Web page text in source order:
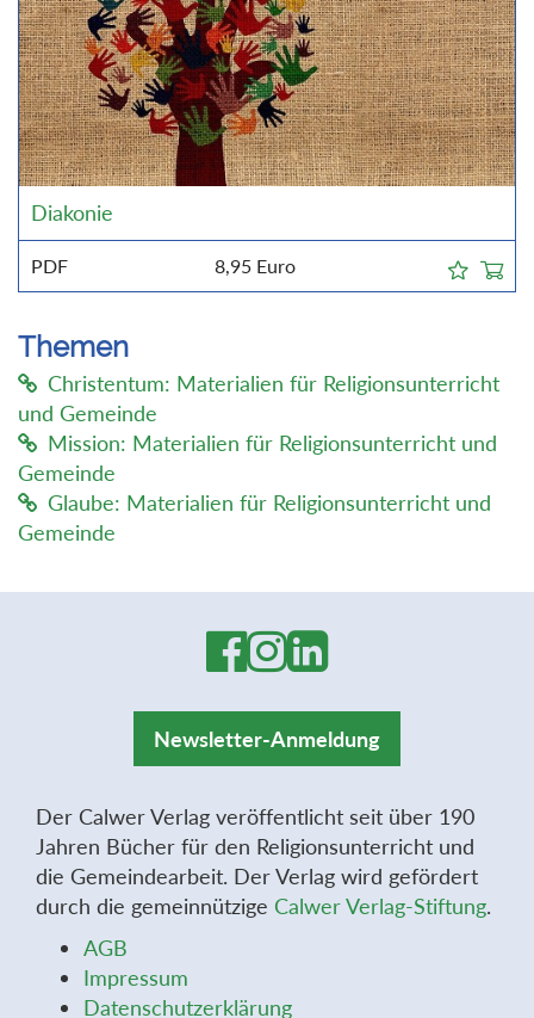
Diakonie
PDF 8,95 Euro
Themen
Christentum: Materialien für Religionsunterricht
und Gemeinde
Mission: Materialien für Religionsunterricht und
Gemeinde
Glaube: Materialien für Religionsunterricht und
Gemeinde
Newsletter-Anmeldung
Der Calwer Verlag veröffentlicht seit über 190
Jahren Bücher für den Religionsunterricht und
die Gemeindearbeit. Der Verlag wird gefördert
durch die gemeinnützige Calwer Verlag-Stiftung.
AGB
Impressum
Datenschutzerklärung